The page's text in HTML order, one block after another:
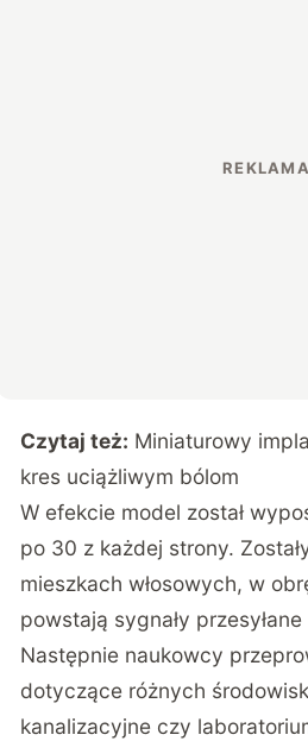
Czytaj też: Miniaturowy
kres uciążliwym bólom
W efekcie model został
po 30 z każdej strony.
mieszkach włosowych, w
powstają sygnały
Następnie naukowcy
dotyczące różnych
kanalizacyjne czy